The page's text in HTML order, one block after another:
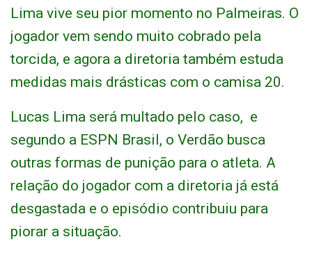
Lima vive seu pior momento no Palmeiras. O
jogador vem sendo muito cobrado pela
torcida, e agora a diretoria também estuda
medidas mais drásticas com o camisa 20.
Lucas Lima será multado pelo caso, e
segundo a ESPN Brasil, o Verdão busca
outras formas de punição para o atleta. A
relação do jogador com a diretoria já está
desgastada e o episódio contribuiu para
piorar a situação.